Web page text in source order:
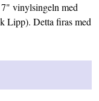
vinylsingeln med
Lipp). Detta firas med